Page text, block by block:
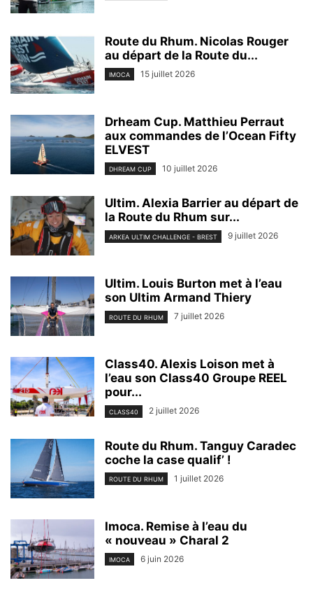
Route du Rhum. Nicolas Rouger
au départ de la Route du...
IMOCA 15 juillet 2026
Drheam Cup. Matthieu Perraut
aux commandes de l’Ocean Fifty
ELVEST
DHREAM CUP 10 juillet 2026
Ultim. Alexia Barrier au départ de
la Route du Rhum sur...
ARKEA ULTIM CHALLENGE - BREST 9 juillet 2026
Ultim. Louis Burton met à l’eau
son Ultim Armand Thiery
ROUTE DU RHUM 7 juillet 2026
Class40. Alexis Loison met à
l’eau son Class40 Groupe REEL
pour...
CLASS40 2 juillet 2026
Route du Rhum. Tanguy Caradec
coche la case qualif’ !
ROUTE DU RHUM 1 juillet 2026
Imoca. Remise à l’eau du
« nouveau » Charal 2
IMOCA 6 juin 2026